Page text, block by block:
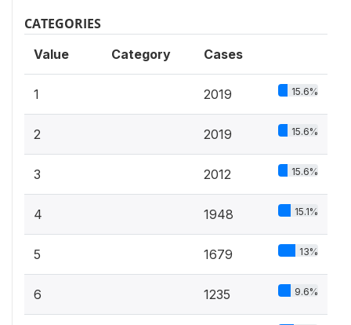
CATEGORIES
Value Category Cases
1 2019 15.6%
2 2019 15.6%
3 2012 15.6%
4 1948 15.1%
5 1679 13%
6 1235 9.6%